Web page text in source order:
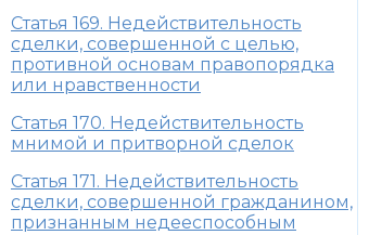
Статья 169. Недействительность
сделки, совершенной с целью,
противной основам правопорядка
или нравственности
Статья 170. Недействительность
мнимой и притворной сделок
Статья 171. Недействительность
сделки, совершенной гражданином,
признанным недееспособным